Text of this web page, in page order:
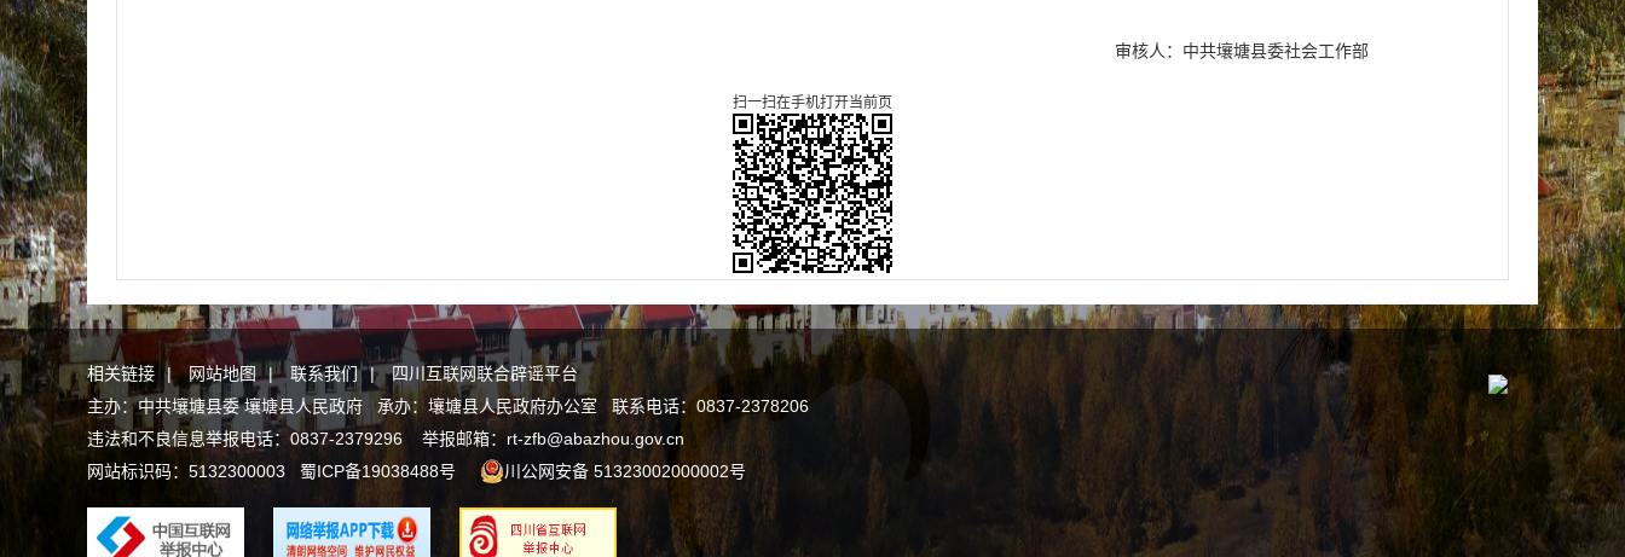
审核人：中共壤塘县委社会工作部
扫一扫在手机打开当前页
相关链接 | 网站地图 | 联系我们 |
四川互联网联合辟谣平台
主办：中共壤塘县委 壤塘县人民政府 承办：壤塘县人民政府办公室 联系电话：0837-2378206
违法和不良信息举报电话：0837-2379296 举报邮箱：rt-zfb@abazhou.gov.cn
网站标识码：5132300003 蜀ICP备19038488号 川公网安备 51323002000002号